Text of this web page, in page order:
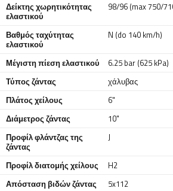
Δείκτης χωρητικότητας
ελαστικού
98/96 (max 750/
Βαθμός ταχύτητας
ελαστικού
N (do 140 km/h)
Μέγιστη πίεση ελαστικού
6.25 bar (625 kPa)
Τύπος ζάντας
χάλυβας
Πλάτος χείλους
6"
Διάμετρος ζάντας
10"
Προφίλ φλάντζας της
ζάντας
J
Προφίλ διατομής χείλους
H2
Απόσταση βιδών ζάντας
5x112